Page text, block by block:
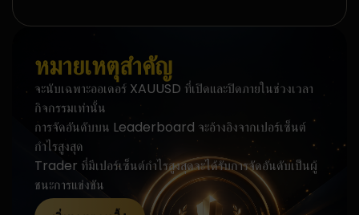
หมายเหตุสำคัญ
จะนับเฉพาะออเดอร์ XAUUSD ที่เปิดและปิดภายในช่วงเวลา
กิจกรรมเท่านั้น
การจัดอันดับบน Leaderboard จะอ้างอิงจากเปอร์เซ็นต์
กำไรสูงสุด
Trader ที่มีเปอร์เซ็นต์กำไรสูงสุดจะได้รับการจัดอันดับเป็นผู้
ชนะการแข่งขัน